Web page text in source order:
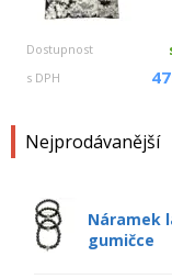
Dostupnost
s DPH
Nejprodávanější
Náramek
gumičce